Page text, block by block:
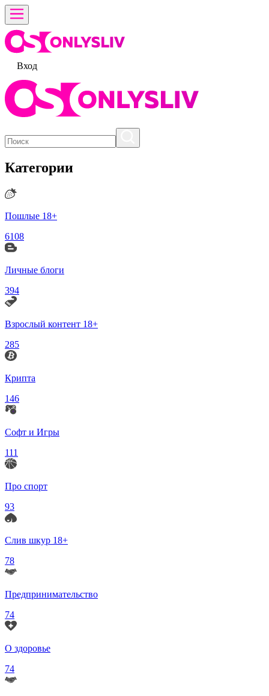
Вход
Категории
Пошлые 18+
6108
Личные блоги
394
Взрослый контент 18+
285
Крипта
146
Софт и Игры
111
Про спорт
93
Слив шкур 18+
78
Предпринимательство
74
О здоровье
74